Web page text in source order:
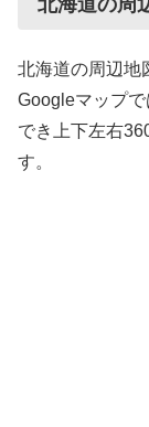
北海道の周辺地
Googleマップ
でき上下左右
す。